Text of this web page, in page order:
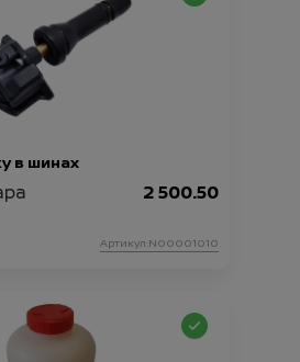
в шинах
2 500.50
Артикул:N00001010